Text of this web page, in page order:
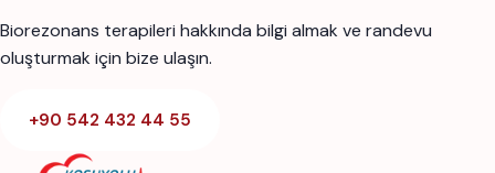
Biorezonans terapileri hakkında bilgi almak ve randevu
oluşturmak için bize ulaşın.
+90 542 432 44 55